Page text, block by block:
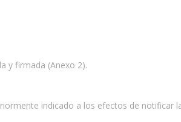
y firmada (Anexo 2).
indicado a los efectos de notificar